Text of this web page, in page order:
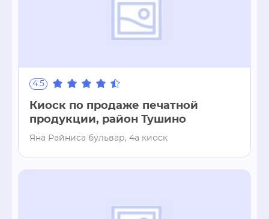
4.5
Киоск по продаже печатной
продукции, район Тушино
Яна Райниса бульвар, 4а киоск